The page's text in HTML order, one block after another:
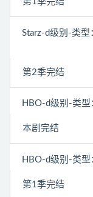
Starz-d级别-类
第2季完结
HBO-d级别-类
本剧完结
HBO-d级别-类型
第1季完结